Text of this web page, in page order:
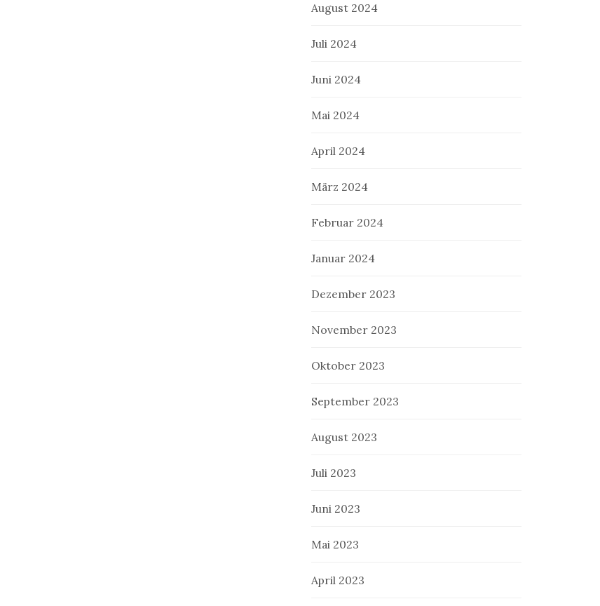
August 2024
Juli 2024
Juni 2024
Mai 2024
April 2024
März 2024
Februar 2024
Januar 2024
Dezember 2023
November 2023
Oktober 2023
September 2023
August 2023
Juli 2023
Juni 2023
Mai 2023
April 2023